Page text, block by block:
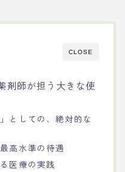
CLOSE
剤師が担う大きな使
としての、絶対的な
高水準の待遇
医療の実践